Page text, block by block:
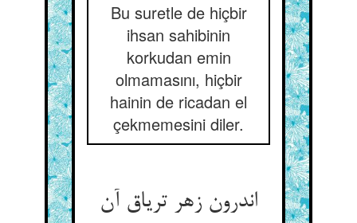
Bu suretle de hiçbir
ihsan sahibinin
korkudan emin
olmamasını, hiçbir
hainin de ricadan el
çekmemesini diler.
اندرون زهر تریاق آن